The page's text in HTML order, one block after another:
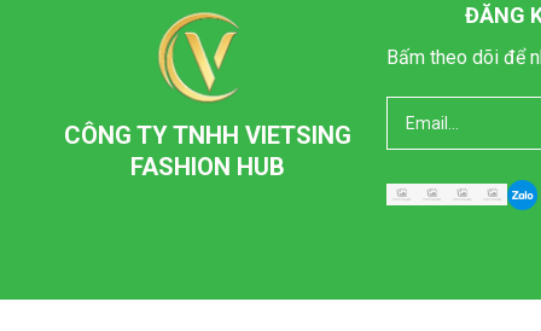
CÔNG TY TNHH VIETSING
FASHION HUB
ĐĂNG
Bấm theo dõi để